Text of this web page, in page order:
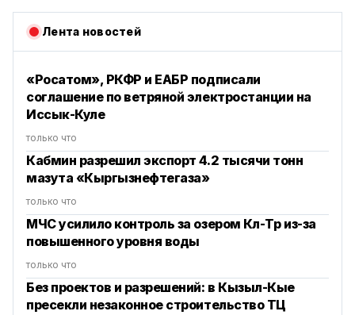
Лента новостей
«Росатом», РКФР и ЕАБР подписали
соглашение по ветряной электростанции на
Иссык-Куле
только что
Кабмин разрешил экспорт 4.2 тысячи тонн
мазута «Кыргызнефтегаза»
только что
МЧС усилило контроль за озером Көл-Төр из-за
повышенного уровня воды
только что
Без проектов и разрешений: в Кызыл-Кые
пресекли незаконное строительство ТЦ